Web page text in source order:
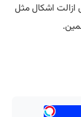
ازالت اشکال مثل